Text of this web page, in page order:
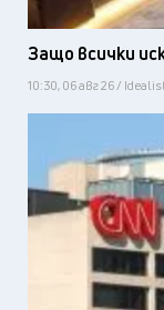
Защо всички
10:30, 06 авг 26 /